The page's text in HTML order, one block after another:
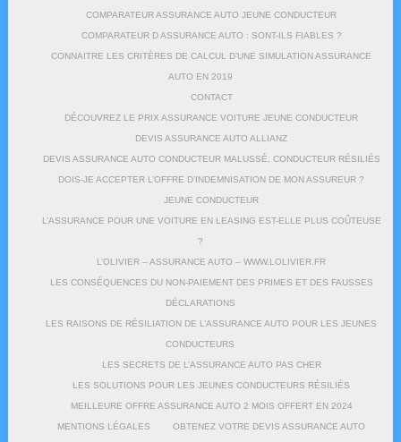
COMPARATEUR ASSURANCE AUTO JEUNE CONDUCTEUR
COMPARATEUR D ASSURANCE AUTO : SONT-ILS FIABLES ?
CONNAITRE LES CRITÈRES DE CALCUL D’UNE SIMULATION ASSURANCE
AUTO EN 2019
CONTACT
DÉCOUVREZ LE PRIX ASSURANCE VOITURE JEUNE CONDUCTEUR
DEVIS ASSURANCE AUTO ALLIANZ
DEVIS ASSURANCE AUTO CONDUCTEUR MALUSSÉ, CONDUCTEUR RÉSILIÉS
DOIS-JE ACCEPTER L’OFFRE D’INDEMNISATION DE MON ASSUREUR ?
JEUNE CONDUCTEUR
L’ASSURANCE POUR UNE VOITURE EN LEASING EST-ELLE PLUS COÛTEUSE
?
L’OLIVIER – ASSURANCE AUTO – WWW.LOLIVIER.FR
LES CONSÉQUENCES DU NON-PAIEMENT DES PRIMES ET DES FAUSSES
DÉCLARATIONS
LES RAISONS DE RÉSILIATION DE L’ASSURANCE AUTO POUR LES JEUNES
CONDUCTEURS
LES SECRETS DE L’ASSURANCE AUTO PAS CHER
LES SOLUTIONS POUR LES JEUNES CONDUCTEURS RÉSILIÉS
MEILLEURE OFFRE ASSURANCE AUTO 2 MOIS OFFERT EN 2024
MENTIONS LÉGALES OBTENEZ VOTRE DEVIS ASSURANCE AUTO